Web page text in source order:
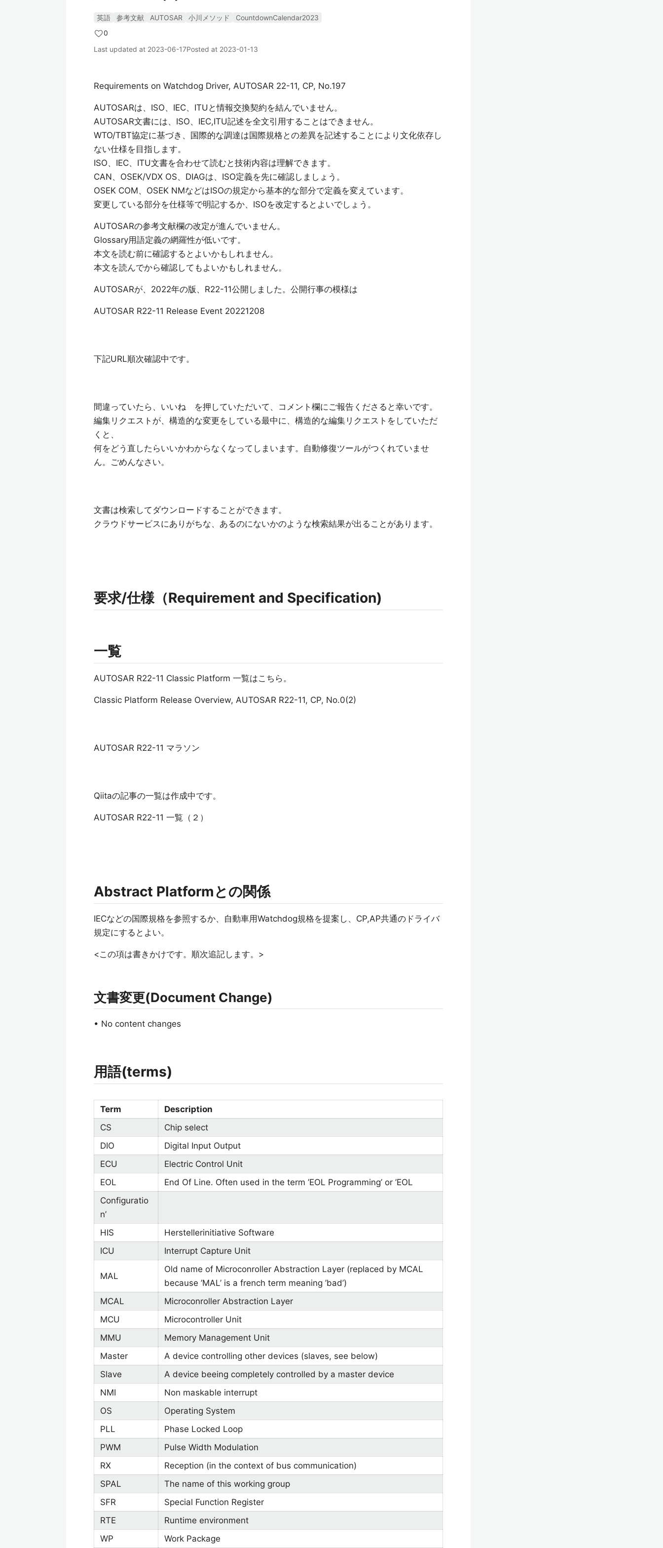
英語 参考文献 AUTOSAR 小川メソッド
CountdownCalendar2023
0
Last updated at 2023-06-17Posted at 2023-01-13
Requirements on Watchdog Driver, AUTOSAR 22-11, CP, No.197
AUTOSARは、ISO、IEC、ITUと情報交換契約を結んでいません。
AUTOSAR文書には、ISO、IEC,ITU記述を全文引用することはできません。
WTO/TBT協定に基づき、国際的な調達は国際規格との差異を記述することにより文化依存し
ない仕様を目指します。
ISO、IEC、ITU文書を合わせて読むと技術内容は理解できます。
CAN、OSEK/VDX OS、DIAGは、ISO定義を先に確認しましょう。
OSEK COM、OSEK NMなどはISOの規定から基本的な部分で定義を変えています。
変更している部分を仕様等で明記するか、ISOを改定するとよいでしょう。
AUTOSARの参考文献欄の改定が進んでいません。
Glossary用語定義の網羅性が低いです。
本文を読む前に確認するとよいかもしれません。
本文を読んでから確認してもよいかもしれません。
AUTOSARが、2022年の版、R22-11公開しました。公開行事の模様は
AUTOSAR R22-11 Release Event 20221208
下記URL順次確認中です。
間違っていたら、いいね を押していただいて、コメント欄にご報告くださると幸いです。
編集リクエストが、構造的な変更をしている最中に、構造的な編集リクエストをしていただ
くと、
何をどう直したらいいかわからなくなってしまいます。自動修復ツールがつくれていませ
ん。ごめんなさい。
文書は検索してダウンロードすることができます。
クラウドサービスにありがちな、あるのにないかのような検索結果が出ることがあります。
要求/仕様（Requirement and Specification)
一覧
AUTOSAR R22-11 Classic Platform 一覧はこちら。
Classic Platform Release Overview, AUTOSAR R22-11, CP, No.0(2)
AUTOSAR R22-11 マラソン
Qiitaの記事の一覧は作成中です。
AUTOSAR R22-11 一覧（２）
Abstract Platformとの関係
IECなどの国際規格を参照するか、自動車用Watchdog規格を提案し、CP,AP共通のドライバ
規定にするとよい。
<この項は書きかけです。順次追記します。>
文書変更(Document Change)
• No content changes
用語(terms)
Term
Description
CS
Chip select
DIO
Digital Input Output
ECU
Electric Control Unit
EOL
End Of Line. Often used in the term ’EOL Programming’ or ’EOL
Configuratio
n’
HIS
Herstellerinitiative Software
ICU
Interrupt Capture Unit
MAL
Old name of Microconroller Abstraction Layer (replaced by MCAL
because ’MAL’ is a french term meaning ’bad’)
MCAL
Microconroller Abstraction Layer
MCU
Microcontroller Unit
MMU
Memory Management Unit
Master
A device controlling other devices (slaves, see below)
Slave
A device beeing completely controlled by a master device
NMI
Non maskable interrupt
OS
Operating System
PLL
Phase Locked Loop
PWM
Pulse Width Modulation
RX
Reception (in the context of bus communication)
SPAL
The name of this working group
SFR
Special Function Register
RTE
Runtime environment
WP
Work Package